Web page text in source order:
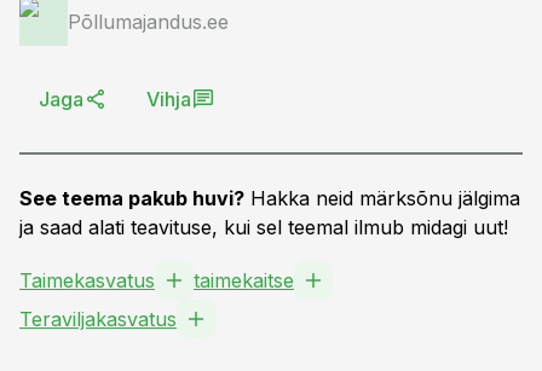
Põllumajandus.ee
Jaga Vihja
See teema pakub huvi? Hakka neid märksõnu jälgima
ja saad alati teavituse, kui sel teemal ilmub midagi uut!
Taimekasvatus
taimekaitse
Teraviljakasvatus